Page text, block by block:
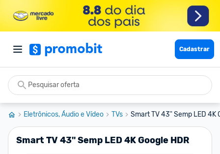
Cadastrar
Eletrônicos, Áudio e Vídeo TVs Smart TV 43'' Semp LED 4K
Smart TV 43'' Semp LED 4K Google HDR